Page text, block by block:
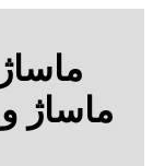
ماساژ